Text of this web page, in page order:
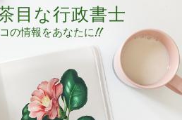
目な行政書士
の情報をあなたに!!